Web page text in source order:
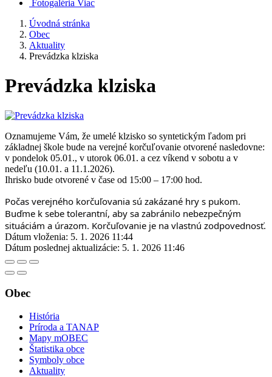
Fotogaléria Viac
Úvodná stránka
Obec
Aktuality
Prevádzka klziska
Prevádzka klziska
Oznamujeme Vám, že umelé klzisko so syntetickým ľadom pri
základnej škole bude na verejné korčuľovanie otvorené nasledovne:
v pondelok 05.01., v utorok 06.01. a cez víkend v sobotu a v
nedeľu (10.01. a 11.1.2026).
Ihrisko bude otvorené v čase od 15:00 – 17:00 hod.
Počas verejného korčuľovania sú zakázané hry s pukom.
Buďme k sebe tolerantní, aby sa zabránilo nebezpečným
situáciám a úrazom. Korčuľovanie je na vlastnú zodpovednosť.
Dátum vloženia: 5. 1. 2026 11:44
Dátum poslednej aktualizácie: 5. 1. 2026 11:46
Obec
História
Príroda a TANAP
Mapy mOBEC
Štatistika obce
Symboly obce
Aktuality